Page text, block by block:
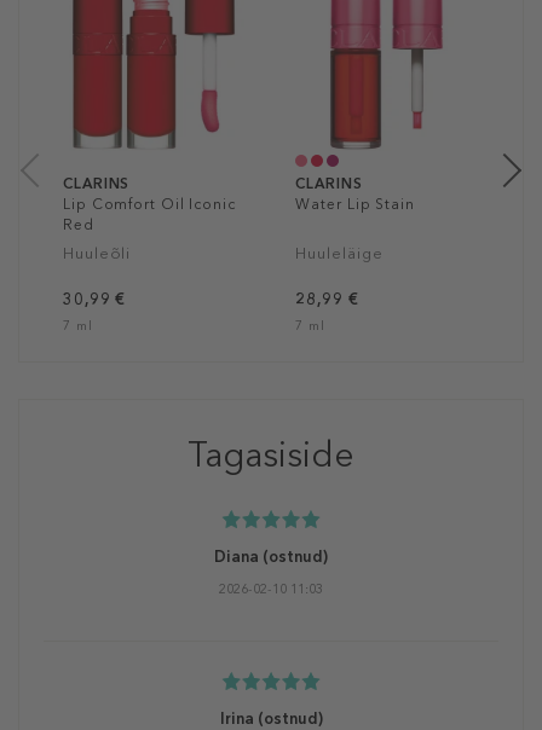
CLARINS
Lip Comfort Oil Iconic
Red
Huuleõli
30,99 €
7 ml
CLARINS
Water Lip Stain
Huuleläige
28,99 €
7 ml
Tagasiside
Diana (ostnud)
2026-02-10 11:03
Irina (ostnud)